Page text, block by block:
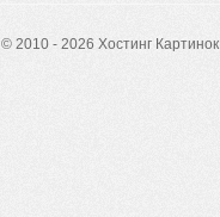
© 2010 - 2026 Хостинг Картинок.